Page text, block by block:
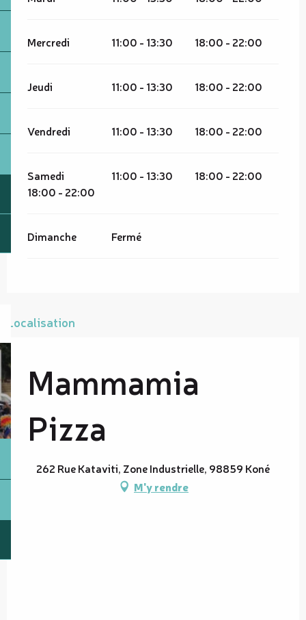
Mercredi 11:00 - 13:30 18:00 - 22:00
Jeudi 11:00 - 13:30 18:00 - 22:00
Vendredi 11:00 - 13:30 18:00 - 22:00
Samedi 11:00 - 13:30
18:00 - 22:00
18:00 - 22:00
Dimanche Fermé
Localisation
Mammamia
Pizza
262 Rue Kataviti, Zone Industrielle, 98859 Koné
M'y rendre